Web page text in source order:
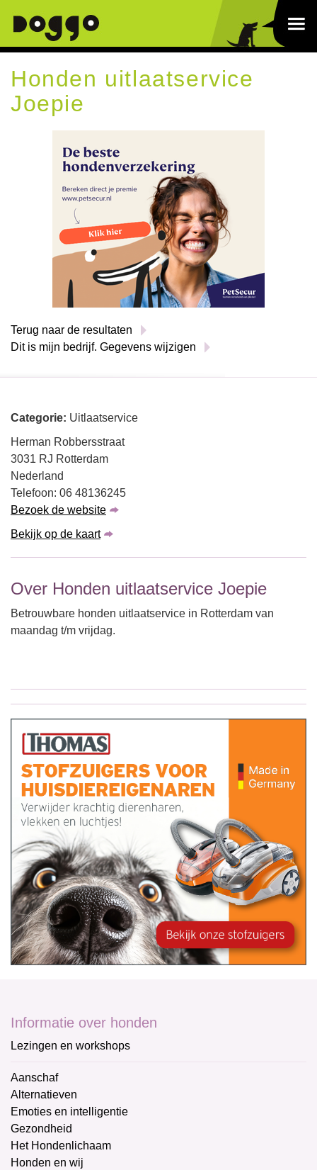
Honden uitlaatservice
Joepie
Terug naar de resultaten
Dit is mijn bedrijf. Gegevens wijzigen
Categorie: Uitlaatservice
Herman Robbersstraat
3031 RJ Rotterdam
Nederland
Telefoon: 06 48136245
Bezoek de website
Bekijk op de kaart
Over Honden uitlaatservice Joepie
Betrouwbare honden uitlaatservice in Rotterdam van
maandag t/m vrijdag.
Informatie over honden
Lezingen en workshops
Aanschaf
Alternatieven
Emoties en intelligentie
Gezondheid
Het Hondenlichaam
Honden en wij